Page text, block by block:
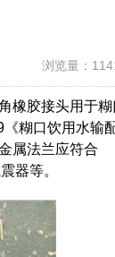
浏览量：
橡胶接头用于糊
糊口饮用水输
属法兰应符合
器等。